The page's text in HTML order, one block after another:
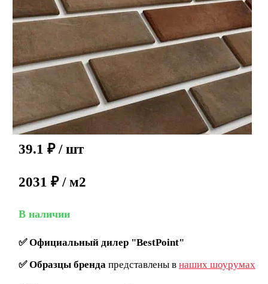
39.1 ₽ / шт
2031 ₽ / м2
В наличии
✅Официальный дилер "BestPoint"
✅Образцы брендапредставлены в наших шоурумах